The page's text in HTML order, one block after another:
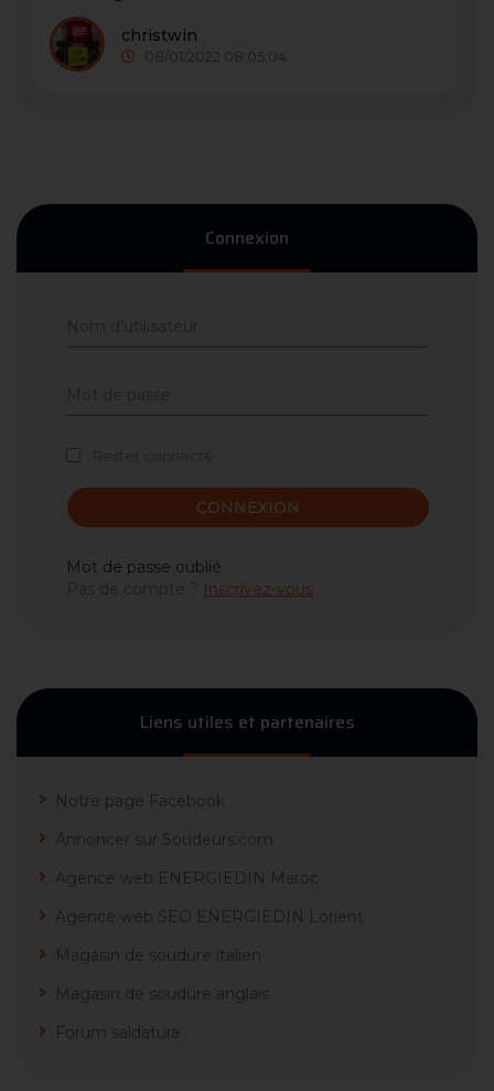
christwin
08/01/2022 08:05:04
Connexion
CONNEXION
Mot de passe oublié
Inscrivez-vous
Liens utiles et partenaires
Notre page Facebook
Annoncer sur Soudeurs.com
Agence web ENERGIEDIN Maroc
Agence web SEO ENERGIEDIN Lorient
Magasin de soudure italien
Magasin de soudure anglais
Forum saldatura